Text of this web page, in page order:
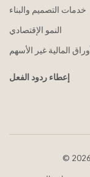
خدمات التصميم والبناء
النمو الإقتصادي
المالية غير الأسهم
إعطاء ردود الفعل
©